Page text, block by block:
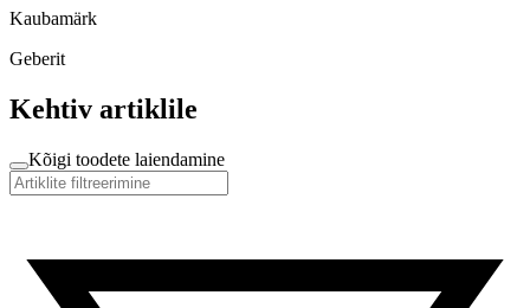
Kaubamärk
Geberit
Kehtiv artiklile
Kõigi toodete laiendamine